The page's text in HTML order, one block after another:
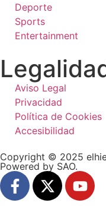
Deporte
Sports
Entertainment
Aviso Legal
Privacidad
Política de Cookies
Accesibilidad
Copyright © 2025
Powered by SAO.